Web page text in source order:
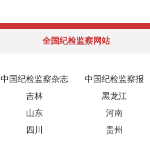
全国纪检监察网站
中国纪检监察杂志
中国纪检监察报
吉林
黑龙江
山东
河南
四川
贵州